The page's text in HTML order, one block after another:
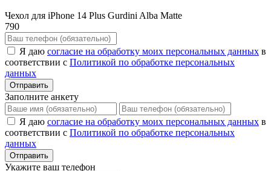
Чехол для iPhone 14 Plus Gurdini Alba Matte
790
Я даю согласие на обработку моих персональных данных в
соответствии с Политикой по обработке персональных
данных
Отправить
Заполните анкету
Я даю согласие на обработку моих персональных данных в
соответствии с Политикой по обработке персональных
данных
Отправить
Укажите ваш телефон